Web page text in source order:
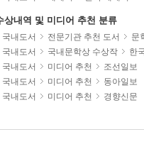
상내역 및 미디어 추천 분류
국내도서 전문기관 추천 도서 문
국내도서
국내문학상 수상작
한
국내도서
미디어 추천
조선일보
국내도서
미디어 추천
동아일보
국내도서
미디어 추천 경향신문